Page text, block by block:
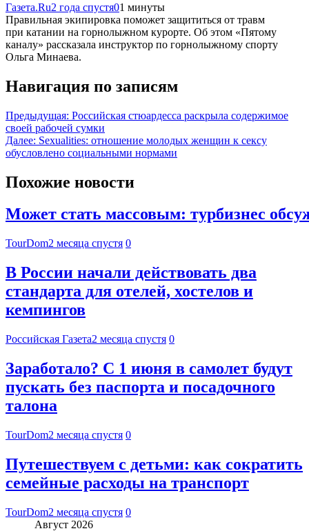
Газета.Ru2 года спустя01 минуты
Правильная экипировка поможет защититься от травм
при катании на горнолыжном курорте. Об этом «Пятому
каналу» рассказала инструктор по горнолыжному спорту
Ольга Минаева.
Навигация по записям
Предыдущая: Российская стюардесса раскрыла содержимое
своей рабочей сумки
Далее: Sexualities: отношение молодых женщин к сексу
обусловлено социальными нормами
Похожие новости
Может стать массовым: турбизнес
TourDom2 месяца спустя 0
В России начали действовать два
стандарта для отелей, хостелов и
кемпингов
Российская Газета2 месяца спустя 0
Заработало? С 1 июня в самолет будут
пускать без паспорта и посадочного
талона
TourDom2 месяца спустя 0
Путешествуем с детьми: как сократить
семейные расходы на транспорт
TourDom2 месяца спустя 0
Август 2026